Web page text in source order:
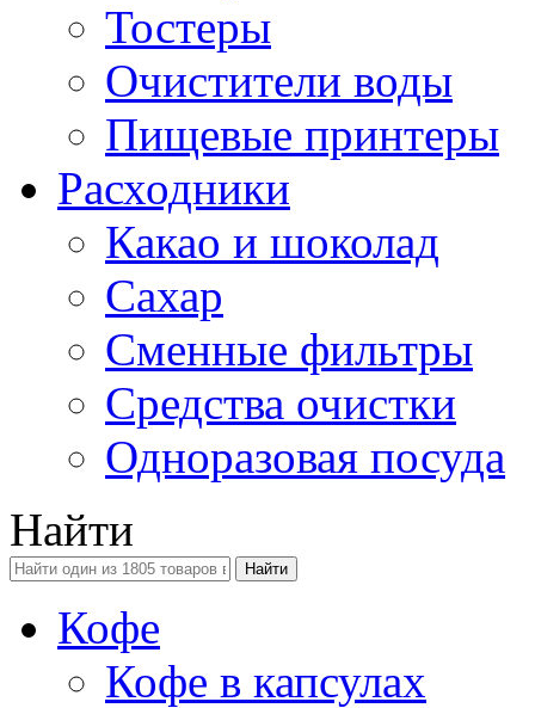
Тостеры
Очистители воды
Пищевые принтеры
Расходники
Какао и шоколад
Сахар
Сменные фильтры
Средства очистки
Одноразовая посуда
Найти
Кофе
Кофе в капсулах